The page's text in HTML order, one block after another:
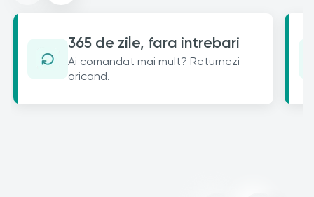
365 de zile, fara intrebari
Ai comandat mai mult? Returnezi
oricand.